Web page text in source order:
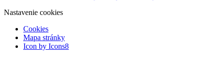
Nastavenie cookies
Cookies
Mapa stránky
Icon by Icons8